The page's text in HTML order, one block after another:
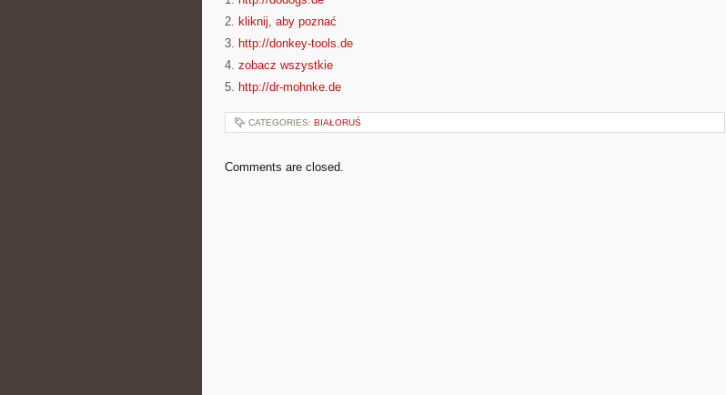
2. kliknij, aby poznać
3. http://donkey-tools.de
4. zobacz wszystkie
5. http://dr-mohnke.de
CATEGORIES: BIAŁORUŚ
Comments are closed.